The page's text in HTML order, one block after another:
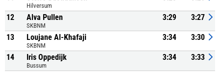
Hilversum
12 Alva Pullen
SKBNM
3:29 3:27
13 Loujane Al-Khafaji
SKBNM
3:34 3:30
14 Iris Oppedijk
Bussum
3:34 3:33